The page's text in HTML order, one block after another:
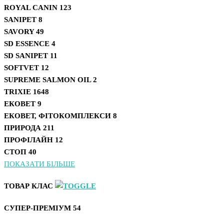
ROYAL CANIN 123
SANIPET 8
SAVORY49
SD ESSENCE 4
SD SANIPET 11
SOFTVET 12
SUPREME SALMON OIL2
TRIXIE 1648
ЕКОВЕТ 9
ЕКОВЕТ, ФІТОКОМПЛЕКСИ 8
ПРИРОДА 211
ПРОФІЛАЙН 12
СТОП 40
ПОКАЗАТИ БІЛЬШЕ
ТОВАР КЛАС
СУПЕР-ПРЕМІУМ 54